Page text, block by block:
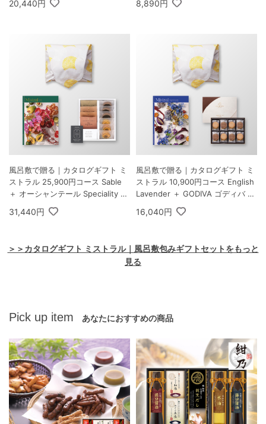
20,440円
トB
8,890円
風呂敷で贈る｜カタログギフト ミ
ストラル 25,900円コース Sable
＋ オーシャンテール Speciality C
offee＆バームセット A
31,440円
風呂敷で贈る｜カタログギフト ミ
ストラル 10,900円コース English
Lavender ＋ GODIVA ゴディバ ラ
ングドシャクッキーアソートメン
ト 30枚入
16,040円
＞＞カタログギフト ミストラル｜風呂敷包みギフトセットをもっと
見る
Pick up item あなたにおすすめの商品